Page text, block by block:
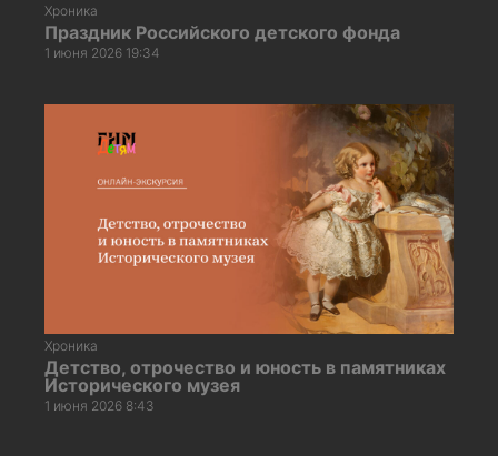
Хроника
Праздник Российского детского фонда
1 июня 2026 19:34
Хроника
Детство, отрочество и юность в памятниках
Исторического музея
1 июня 2026 8:43